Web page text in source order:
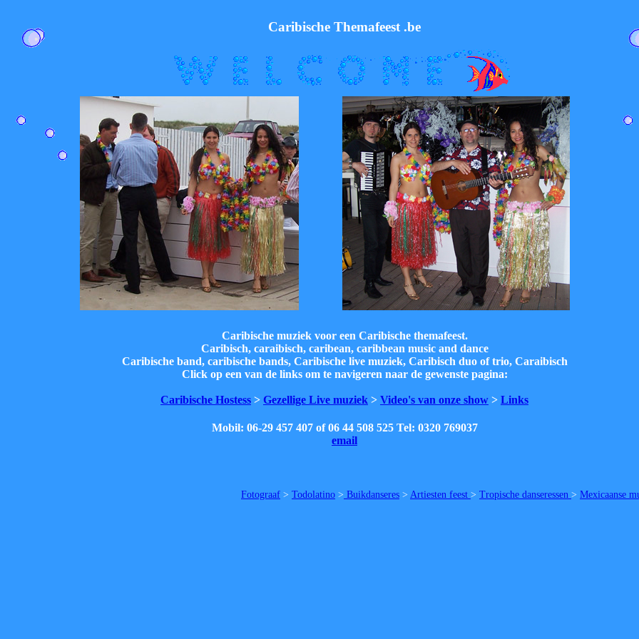
Caribische Themafeest .be
Caribische muziek voor een Caribische themafeest.
Caribisch, caraibisch, caribean, caribbean music and dance
Caribische band, caribische bands, Caribische live muziek, Caribisch duo of trio, Caraibisch
Click op een van de links om te navigeren naar de gewenste pagina:
Caribische Hostess > Gezellige Live muziek > Video's van onze show > Links
Mobil: 06-29 457 407 of 06 44 508 525 Tel: 0320 769037
email
Fotograaf > Todolatino > Buikdanseres > Artiesten feest > Tropische danseressen > Mexicaanse